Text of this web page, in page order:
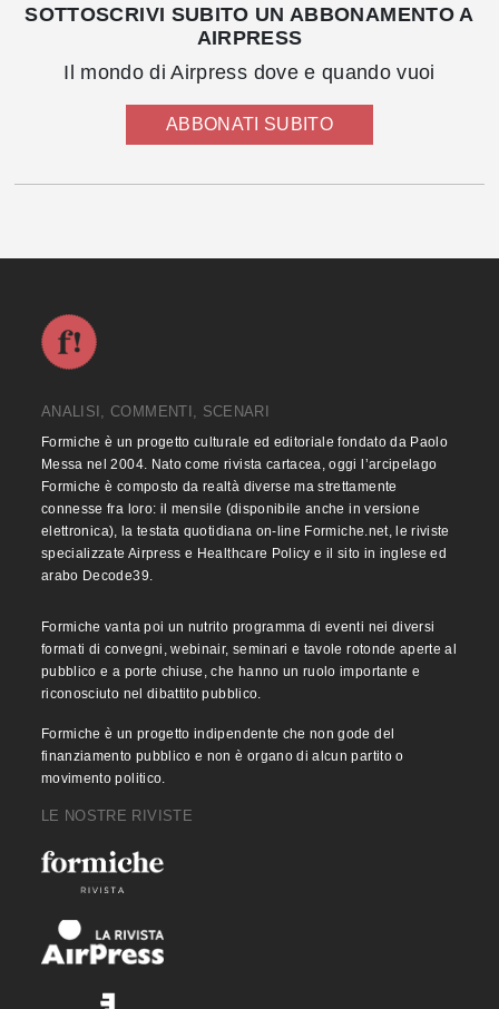
SOTTOSCRIVI SUBITO UN ABBONAMENTO A
AIRPRESS
Il mondo di Airpress dove e quando vuoi
ABBONATI SUBITO
ANALISI, COMMENTI, SCENARI
Formiche è un progetto culturale ed editoriale fondato da Paolo
Messa nel 2004. Nato come rivista cartacea, oggi l’arcipelago
Formiche è composto da realtà diverse ma strettamente
connesse fra loro: il mensile (disponibile anche in versione
elettronica), la testata quotidiana on-line Formiche.net, le riviste
specializzate Airpress e Healthcare Policy e il sito in inglese ed
arabo Decode39.
Formiche vanta poi un nutrito programma di eventi nei diversi
formati di convegni, webinair, seminari e tavole rotonde aperte al
pubblico e a porte chiuse, che hanno un ruolo importante e
riconosciuto nel dibattito pubblico.
Formiche è un progetto indipendente che non gode del
finanziamento pubblico e non è organo di alcun partito o
movimento politico.
LE NOSTRE RIVISTE